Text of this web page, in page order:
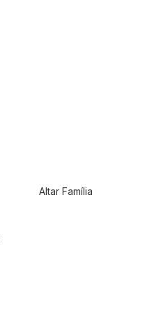
Altar Família